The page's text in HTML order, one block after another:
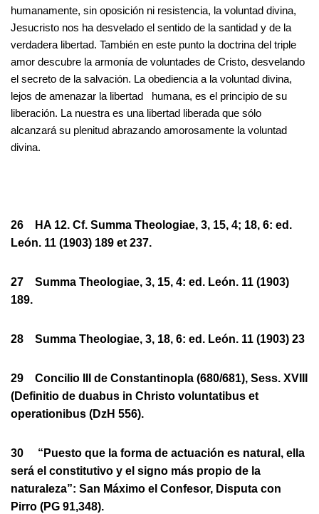
humanamente, sin oposición ni resistencia, la voluntad divina,
Jesucristo nos ha desvelado el sentido de la santidad y de la
verdadera libertad. También en este punto la doctrina del triple
amor descubre la armonía de voluntades de Cristo, desvelando
el secreto de la salvación. La obediencia a la voluntad divina,
lejos de amenazar la libertad humana, es el principio de su
liberación. La nuestra es una libertad liberada que sólo
alcanzará su plenitud abrazando amorosamente la voluntad
divina.
26 HA 12. Cf. Summa Theologiae, 3, 15, 4; 18, 6: ed.
León. 11 (1903) 189 et 237.
27 Summa Theologiae, 3, 15, 4: ed. León. 11 (1903)
189.
28 Summa Theologiae, 3, 18, 6: ed. León. 11 (1903) 23
29 Concilio III de Constantinopla (680/681), Sess. XVIII
(Definitio de duabus in Christo voluntatibus et
operationibus (DzH 556).
30 “Puesto que la forma de actuación es natural, ella
será el constitutivo y el signo más propio de la
naturaleza”: San Máximo el Confesor, Disputa con
Pirro (PG 91,348).